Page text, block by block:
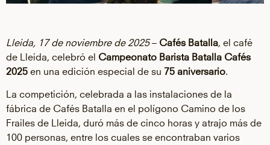
Lleida, 17 de noviembre de 2025– Cafés Batalla , el café
de Lleida, celebró el Campeonato Barista Batalla Cafés
2025 en una edición especial de su 75 aniversario
La competición, celebrada a las instalaciones de la
fábrica de Cafés Batalla en el polígono Camino de los
Frailes de Lleida, duró más de cinco horas y atrajo más de
100 personas, entre los cuales se encontraban varios